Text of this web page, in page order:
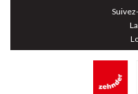
Cookies management panel